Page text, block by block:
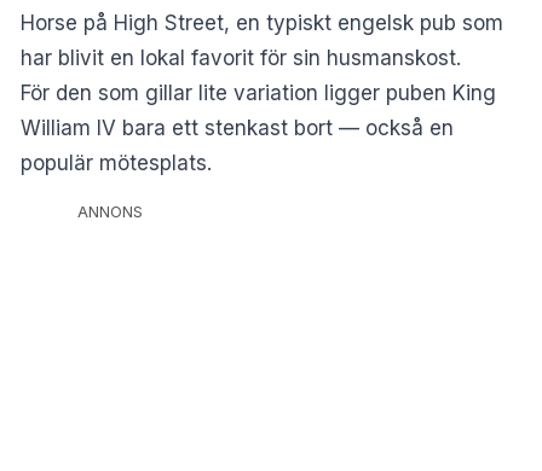
Horse på High Street, en typiskt engelsk pub som
har blivit en lokal favorit för sin husmanskost.
För den som gillar lite variation ligger puben King
William IV bara ett stenkast bort — också en
populär mötesplats.
ANNONS